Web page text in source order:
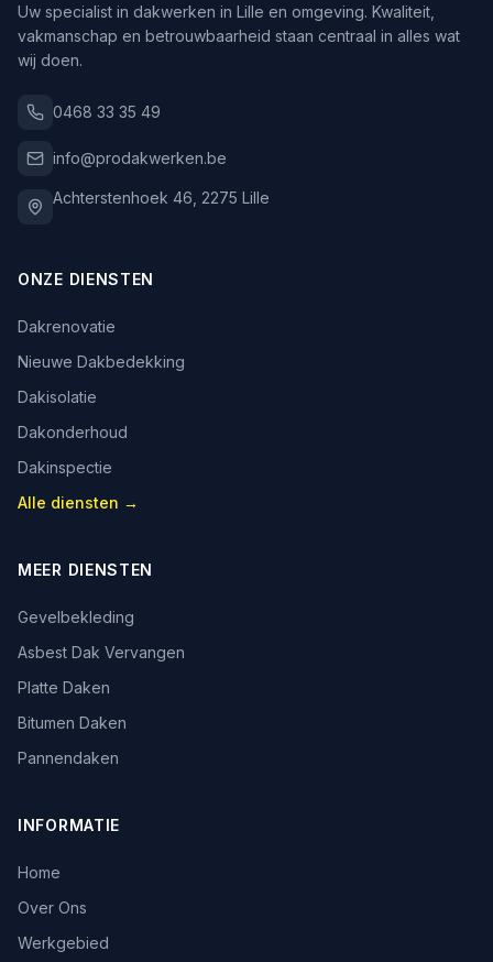
Uw specialist in dakwerken in Lille en omgeving. Kwaliteit,
vakmanschap en betrouwbaarheid staan centraal in alles wat
wij doen.
0468 33 35 49
info@prodakwerken.be
Achterstenhoek 46 2275 Lille
ONZE DIENSTEN
Dakrenovatie
Nieuwe Dakbedekking
Dakisolatie
Dakonderhoud
Dakinspectie
Alle diensten →
MEER DIENSTEN
Gevelbekleding
Asbest Dak Vervangen
Platte Daken
Bitumen Daken
Pannendaken
INFORMATIE
Home
Over Ons
Werkgebied